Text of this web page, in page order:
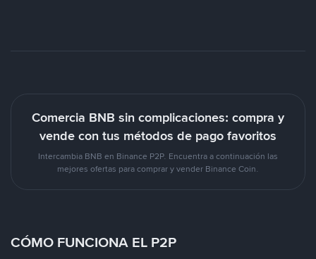
Comercia BNB sin complicaciones: compra y
vende con tus métodos de pago favoritos
Intercambia BNB en Binance P2P. Encuentra a continuación las
mejores ofertas para comprar y vender Binance Coin.
CÓMO FUNCIONA EL P2P